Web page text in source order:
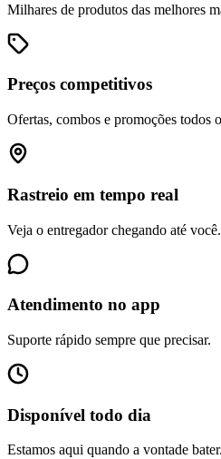
Milhares de produtos das melhores
Preços competitivos
Ofertas, combos e promoções todos
Rastreio em tempo real
Veja o entregador chegando até você.
Atendimento no app
Suporte rápido sempre que precisar.
Disponível todo dia
Estamos aqui quando a vontade bater.